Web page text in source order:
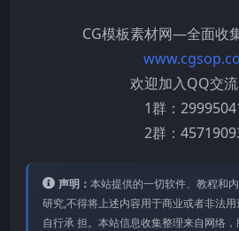
CG模板素材网—全面收
欢迎加入QQ交流
1群：
2群：
声明： 本站提供的⼀切软件、教程和
研究,不得将上述内容⽤于商业或者⾮法
⾃⾏承 担。本站信息收集整理来⾃⽹络